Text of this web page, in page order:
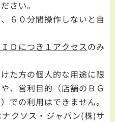
さい。
６０分間操作しないと自
Ｄにつき１アクセスのみ
た方の個人的な用途に限
、営利目的（店舗のＢＧ
での利用はできません。
クソス・ジャパン(株)サ